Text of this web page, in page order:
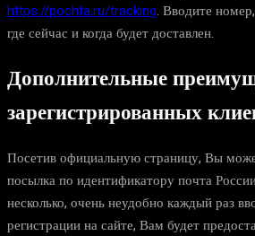
https://pochta.ru/tracking. Вводите
где сейчас и когда будет доставлен.
Дополнительные
зарегистрированных
Посетив официальную страницу, Вы
посылка по идентификатору почта
несколько, очень неудобно каждый раз
регистрации на сайте, Вам будет